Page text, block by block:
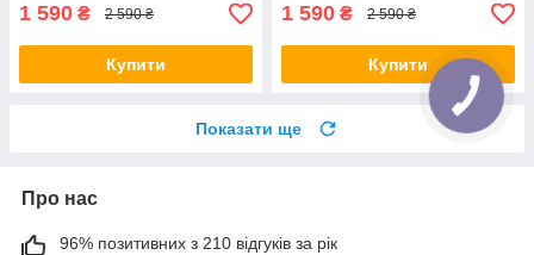
1 590 ₴ 2 590 ₴
Купити
1 590 ₴ 2 590 ₴
Купити
Показати ще
Про нас
96% позитивних з 210 відгуків за рік